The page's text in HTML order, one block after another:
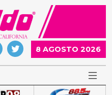
8 AGOSTO 2026